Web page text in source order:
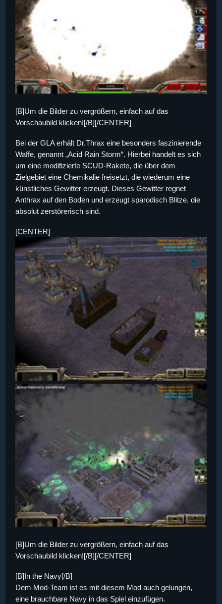
[B]Um die Bilder zu vergrößern, einfach auf das
Vorschaubild klicken![/B][/CENTER]
Bei der GLA erhält Dr.Thrax eine besonders faszinierende
Waffe, genannt „Acid Rain Storm“. Hierbei handelt es sich
um eine modifizierte SCUD-Rakete, die über dem
Zielgebiet eine Chemikalie freisetzt, die wiederum eine
künstliches Gewitter erzeugt. Dieses Gewitter regnet
Anthrax auf den Boden und erzeugt sparodisch Blitze, die
absolut zerstörerisch sind.
[CENTER]
[B]Um die Bilder zu vergrößern, einfach auf das
Vorschaubild klicken![/B][/CENTER]
[B]In the Navy[/B]
Dem Mod-Team ist es mit diesem Mod auch gelungen,
eine brauchbare Navy in das Spiel einzufügen.